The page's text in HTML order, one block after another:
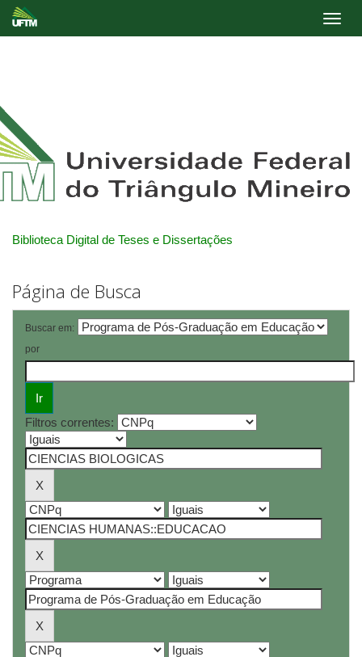
Biblioteca Digital de Teses e Dissertações
Página de Busca
Buscar em:
por
Filtros correntes: